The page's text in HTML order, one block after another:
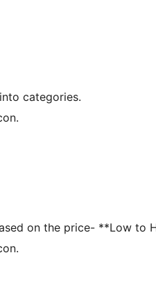
categories.
on the price- **Low to